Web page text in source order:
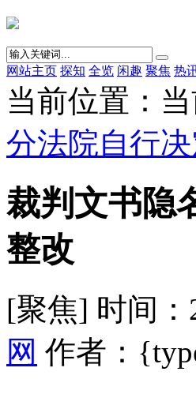
网站主页 探知 全览 闲趣 聚焦 热
当前位置：当
分法院自行
裁判文书隐
整改
[聚焦] 时间：
网 作者：